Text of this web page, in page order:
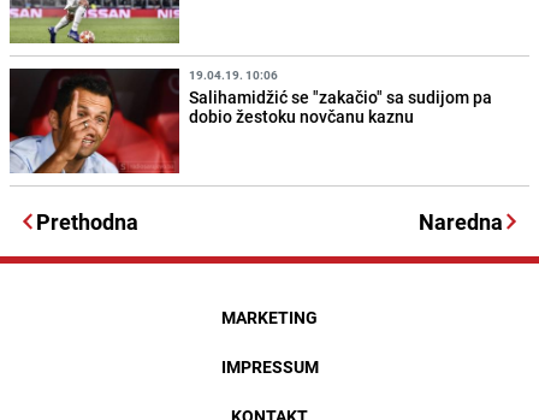
19.04.19. 10:06
Salihamidžić se "zakačio" sa sudijom pa
dobio žestoku novčanu kaznu
Prethodna Naredna
MARKETING
IMPRESSUM